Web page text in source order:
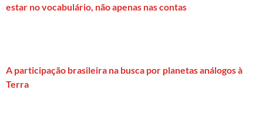
estar no vocabulário, não apenas nas contas
A participação brasileira na busca por planetas análogos à
Terra